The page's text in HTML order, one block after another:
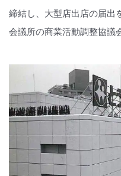
締結し、大型店出店の届出
会議所の商業活動調整協議